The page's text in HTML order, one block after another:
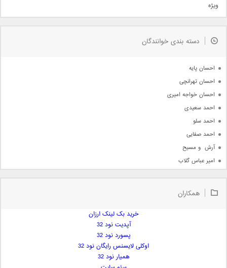
دمو
مذهبی
جدیدترین ها
ویژه
دسته بندی خوانندگان
احسان پایه
احسان تهرانچی
احسان خواجه امیری
احمد سعیدی
احمد سلو
احمد صفایی
آرش  و مسیح
امیر عباس گلاب
امیر علی
همکاران
خرید بک لینک ارزان
آپدیت نود 32
پسورد نود 32
اوکلی لایسنس رایگان نود 32
همیار نود 32